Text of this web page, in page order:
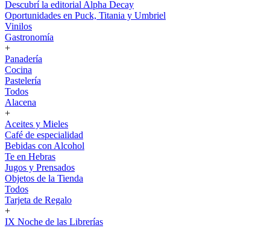
Descubrí la editorial Alpha Decay
Oportunidades en Puck, Titania y Umbriel
Vinilos
Gastronomía
+
Panadería
Cocina
Pastelería
Todos
Alacena
+
Aceites y Mieles
Café de especialidad
Bebidas con Alcohol
Te en Hebras
Jugos y Prensados
Objetos de la Tienda
Todos
Tarjeta de Regalo
+
IX Noche de las Librerías